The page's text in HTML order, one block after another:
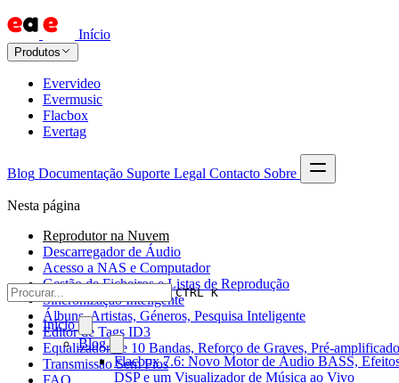
Início
Produtos
Evervideo
Evermusic
Flacbox
Evertag
Blog Documentação Suporte Legal Contacto Sobre
CTRL K
Início
Blog
Flacbox 7.6: Novo Motor de Áudio BASS,
DSP e um Visualizador de Música ao Vivo
Nesta página
Reprodutor na Nuvem
Descarregador de Áudio
Acesso a NAS e Computador
Gestão de Ficheiros e Listas de Reprodução
Sincronização Inteligente
Álbuns, Artistas, Géneros, Pesquisa Inteligente
Editor de Tags ID3
Equalizador de 10 Bandas, Reforço de Graves, Pré-
Transmissão Sem Fios
FAQ